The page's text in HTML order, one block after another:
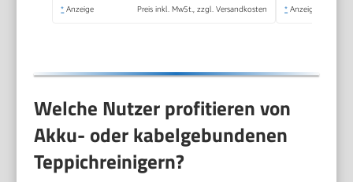
* Anzeige Preis inkl. MwSt., zzgl. Versandkosten * Anzeige
Welche Nutzer profitieren von
Akku- oder kabelgebundenen
Teppichreinigern?